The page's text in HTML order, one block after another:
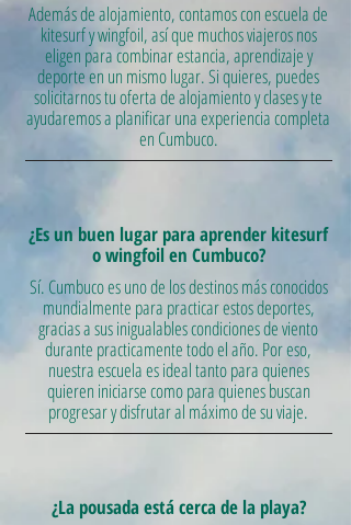
Además de alojamiento, contamos con escuela de
kitesurf y wingfoil, así que muchos viajeros nos
eligen para combinar estancia, aprendizaje y
deporte en un mismo lugar. Si quieres, puedes
solicitarnos tu oferta de alojamiento y clases y te
ayudaremos a planificar una experiencia completa
en Cumbuco.
¿Es un buen lugar para aprender kitesurf
o wingfoil en Cumbuco?
Sí. Cumbuco es uno de los destinos más conocidos
mundialmente para practicar estos deportes,
gracias a sus inigualables condiciones de viento
durante practicamente todo el año. Por eso,
nuestra escuela es ideal tanto para quienes
quieren iniciarse como para quienes buscan
progresar y disfrutar al máximo de su viaje.
¿La pousada está cerca de la playa?